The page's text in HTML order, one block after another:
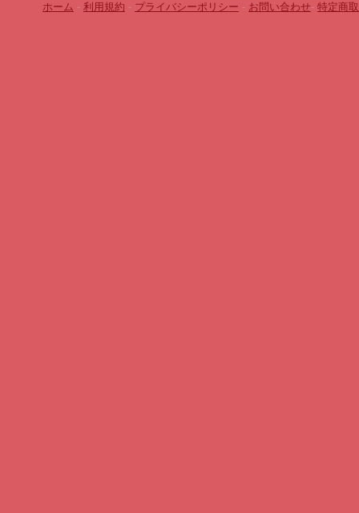
ホーム - 利用規約 - プライバシーポリシー - お問い合わせ- 特定商